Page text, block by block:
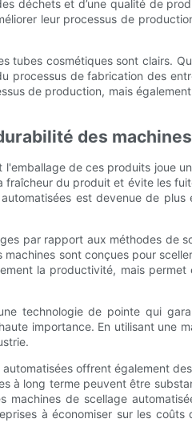
déchets et d’une qualité de
leur processus de
tubes cosmétiques sont
processus de fabrication des
de production, mais
des
de ces produits joue
du produit et évite les
est devenue de
par rapport aux méthodes de
sont conçues pour
la productivité, mais
technologie de pointe qui
importance. En utilisant une
offrent également
à long terme peuvent être
de scellage
à économiser sur les